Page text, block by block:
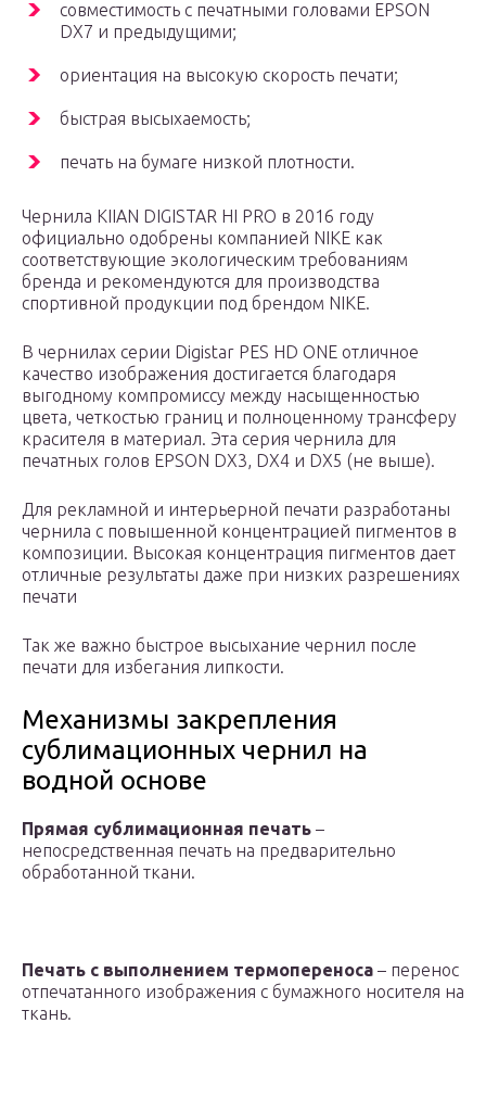
совместимость с печатными головами EPSON
DX7 и предыдущими;
ориентация на высокую скорость печати;
быстрая высыхаемость;
печать на бумаге низкой плотности.
Чернила KIIAN DIGISTAR HI PRO в 2016 году
официально одобрены компанией NIKE как
соответствующие экологическим требованиям
бренда и рекомендуются для производства
спортивной продукции под брендом NIKE.
В чернилах серии Digistar PES HD ONE отличное
качество изображения достигается благодаря
выгодному компромиссу между насыщенностью
цвета, четкостью границ и полноценному трансферу
красителя в материал. Эта серия чернила для
печатных голов EPSON DX3, DX4 и DX5 (не выше).
Для рекламной и интерьерной печати разработаны
чернила с повышенной концентрацией пигментов в
композиции. Высокая концентрация пигментов дает
отличные результаты даже при низких разрешениях
печати
Так же важно быстрое высыхание чернил после
печати для избегания липкости.
Механизмы закрепления
сублимационных чернил на
водной основе
Прямая сублимационная печать –
непосредственная печать на предварительно
обработанной ткани.
Печать с выполнением термопереноса – перенос
отпечатанного изображения с бумажного носителя на
ткань.